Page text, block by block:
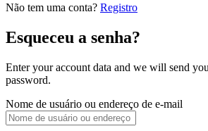
Não tem uma conta? Registro
Esqueceu a senha?
Enter your account data and we will send
password.
Nome de usuário ou endereço de e-mail